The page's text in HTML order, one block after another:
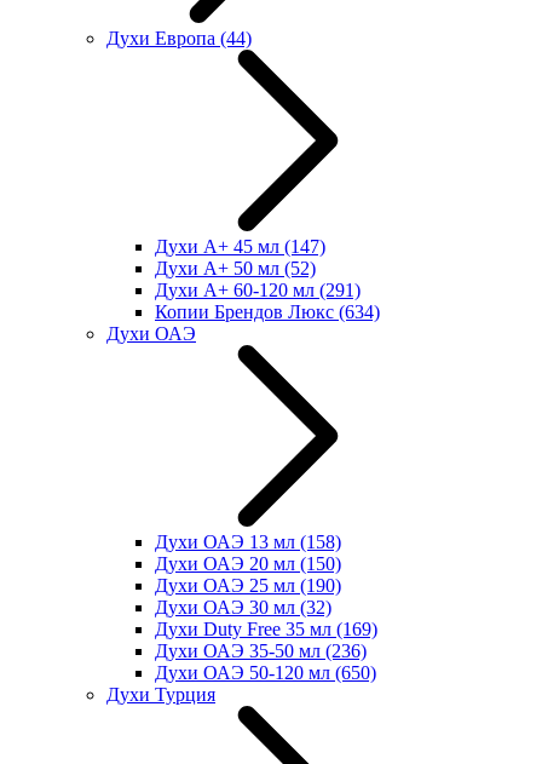
Духи Европа (44)
Духи А+ 45 мл (147)
Духи А+ 50 мл (52)
Духи А+ 60-120 мл (291)
Копии Брендов Люкс (634)
Духи ОАЭ
Духи ОАЭ 13 мл (158)
Духи ОАЭ 20 мл (150)
Духи ОАЭ 25 мл (190)
Духи ОАЭ 30 мл (32)
Духи Duty Free 35 мл (169)
Духи ОАЭ 35-50 мл (236)
Духи ОАЭ 50-120 мл (650)
Духи Турция